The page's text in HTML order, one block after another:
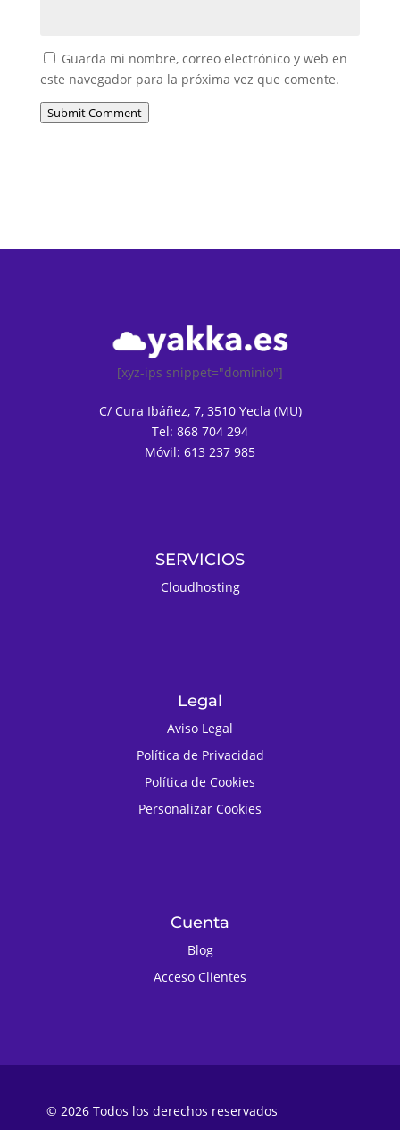
Guarda mi nombre, correo electrónico y web en
este navegador para la próxima vez que comente.
Submit Comment
[xyz-ips snippet="dominio"]
C/ Cura Ibáñez, 7, 3510 Yecla (MU)
Tel: 868 704 294
Móvil: 613 237 985
SERVICIOS
Cloudhosting
Legal
Aviso Legal
Política de Privacidad
Política de Cookies
Personalizar Cookies
Cuenta
Blog
Acceso Clientes
© 2026 Todos los derechos reservados